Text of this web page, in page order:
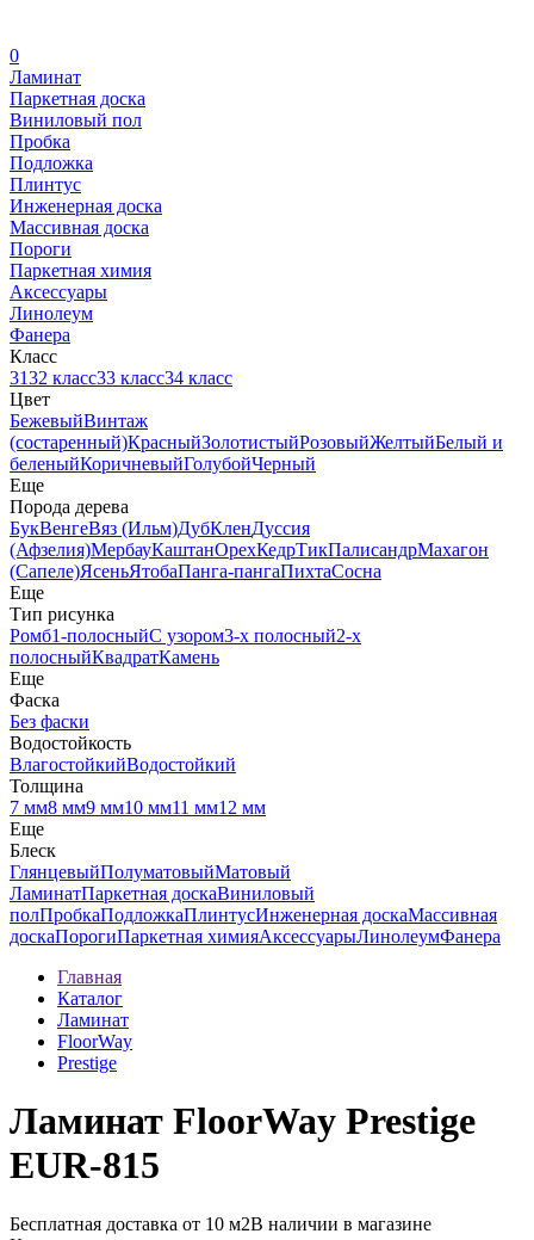
0
Ламинат
Паркетная доска
Виниловый пол
Пробка
Подложка
Плинтус
Инженерная доска
Массивная доска
Пороги
Паркетная химия
Аксессуары
Линолеум
Фанера
Класс
3132 класс33 класс34 класс
Цвет
БежевыйВинтаж
(состаренный)КрасныйЗолотистыйРозовыйЖелтыйБелый и
беленыйКоричневыйГолубойЧерный
Еще
Порода дерева
БукВенгеВяз (Ильм)ДубКленДуссия
(Афзелия)МербауКаштанОрехКедрТикПалисандрМахагон
(Сапеле)ЯсеньЯтобаПанга-пангаПихтаСосна
Еще
Тип рисунка
Ромб1-полосныйС узором3-х полосный2-х
полосныйКвадратКамень
Еще
Фаска
Без фаски
Водостойкость
ВлагостойкийВодостойкий
Толщина
7 мм8 мм9 мм10 мм11 мм12 мм
Еще
Блеск
ГлянцевыйПолуматовыйМатовый
ЛаминатПаркетная доскаВиниловый
полПробкаПодложкаПлинтусИнженерная доскаМассивная
доскаПорогиПаркетная химияАксессуарыЛинолеумФанера
Главная
Каталог
Ламинат
FloorWay
Prestige
Ламинат FloorWay Prestige
EUR-815
Бесплатная доставка от 10 м2В наличии в магазине